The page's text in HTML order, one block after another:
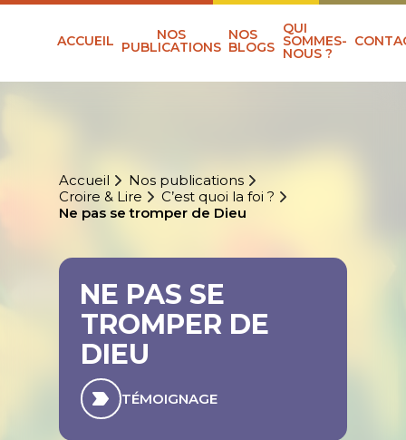
ACCUEIL NOS
PUBLICATIONS
NOS
BLOGS
QUI
SOMMES-
NOUS ?
Accueil
Nos publications
Croire & Lire
C’est quoi la foi ?
Ne pas se tromper de Dieu
NE PAS SE
TROMPER DE
DIEU
TÉMOIGNAGE